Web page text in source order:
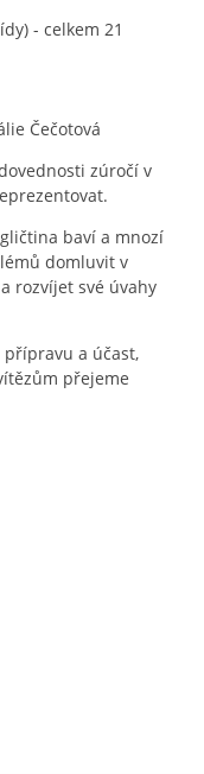
- celkem 21
Čečotová
zúročí v
baví a mnozí
domluvit v
rozvíjet své úvahy
a účast,
přejeme